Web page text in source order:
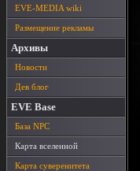
EVE-MEDIA wiki
Размещение рекламы
Архивы
Новости
Дев блог
EVE Base
База NPC
Карта вселенной
Карта суверенитета